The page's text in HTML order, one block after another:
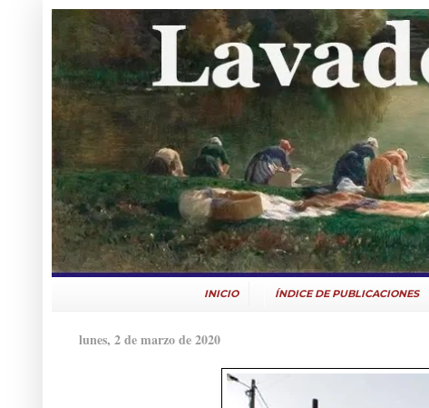
INICIO ÍNDICE DE PUBLICACIONES
lunes, 2 de marzo de 2020